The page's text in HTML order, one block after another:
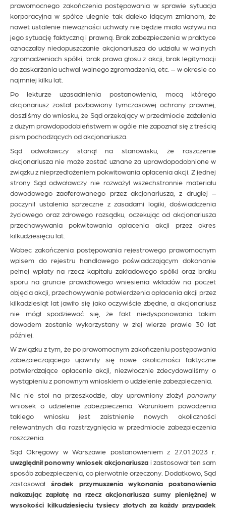
prawomocnego zakończenia postępowania w sprawie sytuacja
korporacyjna w spółce ulegnie tak daleko idącym zmianom, że
nawet ustalenie nieważności uchwały nie będzie miało wpływu na
jego sytuację faktyczną i prawną. Brak zabezpieczenia w praktyce
oznaczałby niedopuszczanie akcjonariusza do udziału w walnych
zgromadzeniach spółki, brak prawa głosu z akcji, brak legitymacji
do zaskarżania uchwał walnego zgromadzenia, etc. – w okresie co
najmniej kilku lat.
Po lekturze uzasadnienia postanowienia, mocą którego
akcjonariusz został pozbawiony tymczasowej ochrony prawnej,
doszliśmy do wniosku, że Sąd orzekający w przedmiocie zażalenia
z dużym prawdopodobieństwem w ogóle nie zapoznał się z treścią
pism pochodzących od akcjonariusza.
Sąd odwoławczy stanął na stanowisku, że roszczenie
akcjonariusza nie może zostać uznane za uprawdopodobnione w
związku z nieprzedłożeniem pokwitowania opłacenia akcji. Z jednej
strony Sąd odwoławczy nie rozważył wszechstronnie materiału
dowodowego zaoferowanego przez akcjonariusza, z drugiej –
poczynił ustalenia sprzeczne z zasadami logiki, doświadczenia
życiowego oraz zdrowego rozsądku, oczekując od akcjonariusza
przechowywania pokwitowania opłacenia akcji przez okres
kilkudziesięciu lat.
Wobec zakończenia postępowania rejestrowego prawomocnym
wpisem do rejestru handlowego poświadczającym dokonanie
pełnej wpłaty na rzecz kapitału zakładowego spółki oraz braku
sporu na gruncie prawidłowego wniesienia wkładów na poczet
objęcia akcji, przechowywanie potwierdzenia opłacenia akcji przez
kilkadziesiąt lat jawiło się jako oczywiście zbędne, a akcjonariusz
nie mógł spodziewać się, że fakt niedysponowania takim
dowodem zostanie wykorzystany w złej wierze prawie 30 lat
później.
W związku z tym, że po prawomocnym zakończeniu postępowania
zabezpieczającego ujawniły się nowe okoliczności faktyczne
potwierdzające opłacenie akcji, niezwłocznie zdecydowaliśmy o
wystąpieniu z ponownym wnioskiem o udzielenie zabezpieczenia.
Nic nie stoi na przeszkodzie, aby uprawniony złożył ponowny
wniosek o udzielenie zabezpieczenia. Warunkiem powodzenia
takiego wniosku jest zaistnienie nowych okoliczności
relewantnych dla rozstrzygnięcia w przedmiocie zabezpieczenia
roszczenia.
Sąd Okręgowy w Warszawie postanowieniem z 27.01.2023 r.
uwzględnił ponowny wniosek akcjonariusza i zastosował ten sam
sposób zabezpieczenia, co pierwotnie orzeczony. Dodatkowo, Sąd
zastosował środek przymuszenia wykonania postanowienia
nakazując zapłatę na rzecz akcjonariusza sumy pieniężnej w
wysokości kilkudziesięciu tysięcy złotych za każdy przypadek